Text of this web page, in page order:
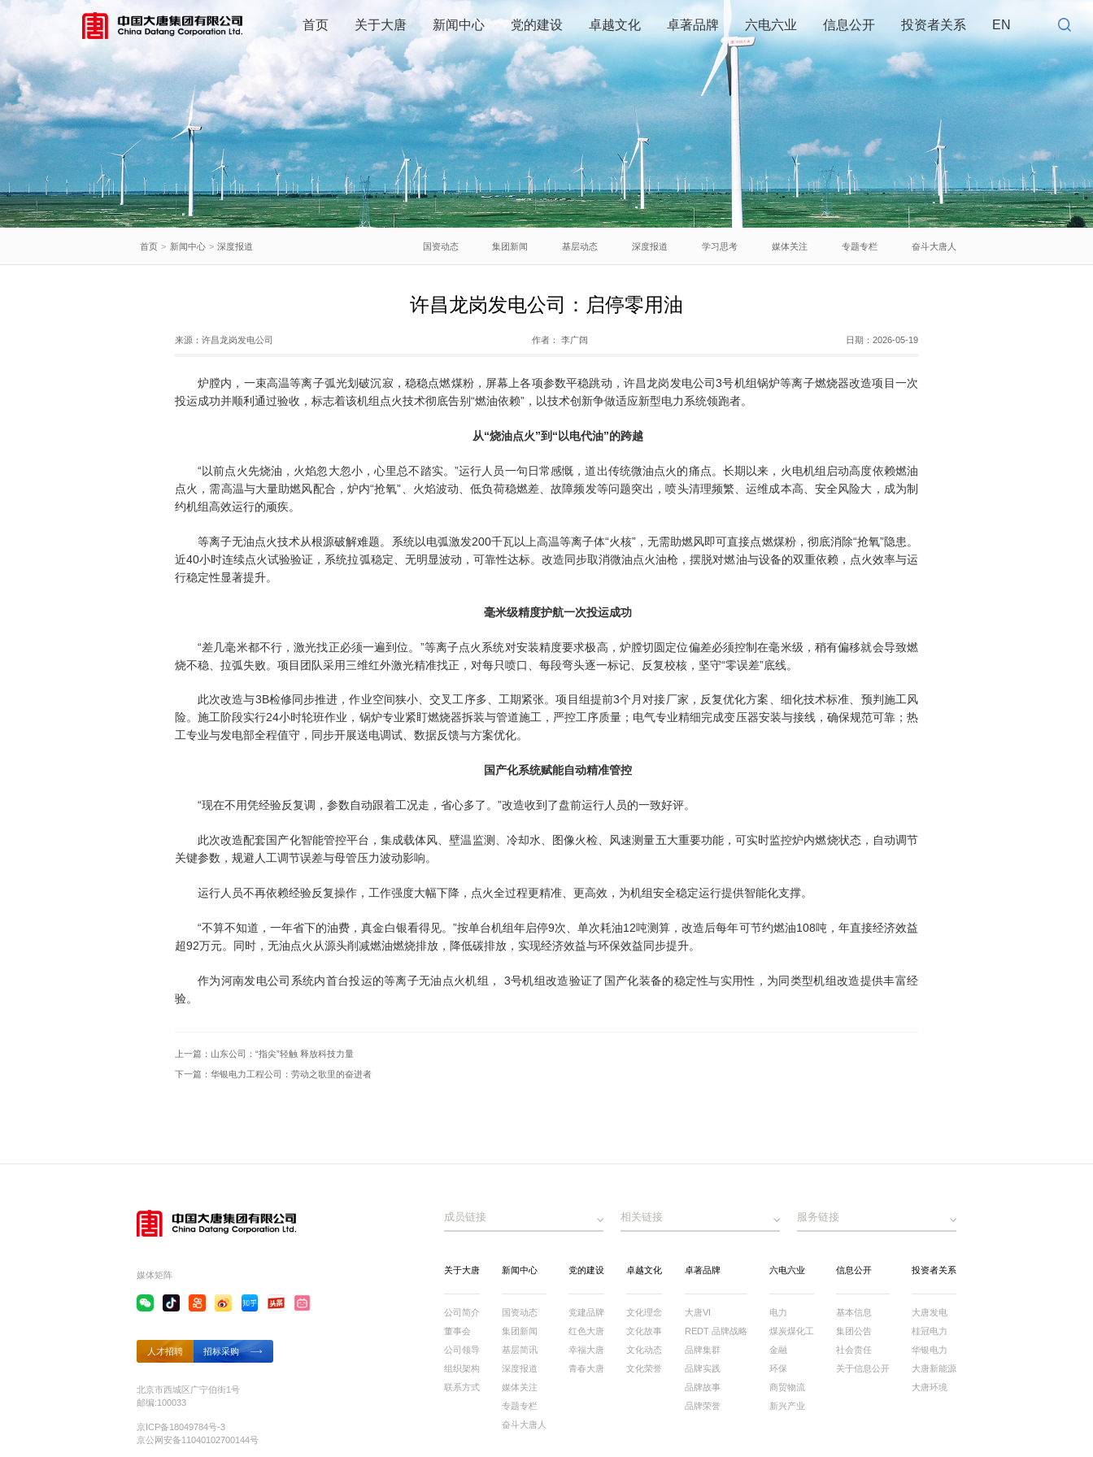
首页 关于大唐 新闻中心 党的建设 卓越文化 卓著品牌 六电六业 信息公开 投资者关系 EN
首页 > 新闻中心 > 深度报道 国资动态 集团新闻 基层动态 深度报道 学习思考 媒体关注 专题专栏 奋斗大唐人
许昌龙岗发电公司：启停零用油
来源：许昌龙岗发电公司 作者： 李广阔 日期： 2026-05-19
炉膛内，一束高温等离子弧光划破沉寂，稳稳点燃煤粉，屏幕上各项参数平稳跳动，许昌龙岗发电公司3号机组锅炉等离子燃烧器改造项目一次
投运成功并顺利通过验收，标志着该机组点火技术彻底告别“燃油依赖”，以技术创新争做适应新型电力系统领跑者。
从“烧油点火”到“以电代油”的跨越
“以前点火先烧油，火焰忽大忽小，心里总不踏实。”运行人员一句日常感慨，道出传统微油点火的痛点。长期以来，火电机组启动高度依赖燃油
点火，需高温与大量助燃风配合，炉内“抢氧”、火焰波动、低负荷稳燃差、故障频发等问题突出，喷头清理频繁、运维成本高、安全风险大，成为制
约机组高效运行的顽疾。
等离子无油点火技术从根源破解难题。系统以电弧激发200千瓦以上高温等离子体“火核”，无需助燃风即可直接点燃煤粉，彻底消除“抢氧”隐患。
近40小时连续点火试验验证，系统拉弧稳定、无明显波动，可靠性达标。改造同步取消微油点火油枪，摆脱对燃油与设备的双重依赖，点火效率与运
行稳定性显著提升。
毫米级精度护航一次投运成功
“差几毫米都不行，激光找正必须一遍到位。”等离子点火系统对安装精度要求极高，炉膛切圆定位偏差必须控制在毫米级，稍有偏移就会导致燃
烧不稳、拉弧失败。项目团队采用三维红外激光精准找正，对每只喷口、每段弯头逐一标记、反复校核，坚守“零误差”底线。
此次改造与3B检修同步推进，作业空间狭小、交叉工序多、工期紧张。项目组提前3个月对接厂家，反复优化方案、细化技术标准、预判施工风
险。施工阶段实行24小时轮班作业，锅炉专业紧盯燃烧器拆装与管道施工，严控工序质量；电气专业精细完成变压器安装与接线，确保规范可靠；热
工专业与发电部全程值守，同步开展送电调试、数据反馈与方案优化。
国产化系统赋能自动精准管控
“现在不用凭经验反复调，参数自动跟着工况走，省心多了。”改造收到了盘前运行人员的一致好评。
此次改造配套国产化智能管控平台，集成载体风、壁温监测、冷却水、图像火检、风速测量五大重要功能，可实时监控炉内燃烧状态，自动调节
关键参数，规避人工调节误差与母管压力波动影响。
运行人员不再依赖经验反复操作，工作强度大幅下降，点火全过程更精准、更高效，为机组安全稳定运行提供智能化支撑。
“不算不知道，一年省下的油费，真金白银看得见。”按单台机组年启停9次、单次耗油12吨测算，改造后每年可节约燃油108吨，年直接经济效益
超92万元。同时，无油点火从源头削减燃油燃烧排放，降低碳排放，实现经济效益与环保效益同步提升。
作为河南发电公司系统内首台投运的等离子无油点火机组， 3号机组改造验证了国产化装备的稳定性与实用性，为同类型机组改造提供丰富经
验。
上一篇： 山东公司：“指尖”轻触 释放科技力量
下一篇：华银电力工程公司：劳动之歌里的奋进者
媒体矩阵
人才招聘 招标采购
北京市西城区广宁伯街1号
邮编:100033
京ICP备18049784号-3
京公网安备11040102700144号
成员链接 相关链接 服务链接
关于大唐
公司简介
董事会
公司领导
组织架构
联系方式
新闻中心
国资动态
集团新闻
基层简讯
深度报道
媒体关注
专题专栏
奋斗大唐人
党的建设
党建品牌
红色大唐
幸福大唐
青春大唐
卓越文化
文化理念
文化故事
文化动态
文化荣誉
卓著品牌
大唐VI
REDT 品牌战略
品牌集群
品牌实践
品牌故事
品牌荣誉
六电六业
电力
煤炭煤化工
金融
环保
商贸物流
新兴产业
信息公开
基本信息
集团公告
社会责任
关于信息公开
投资者关系
大唐发电
桂冠电力
华银电力
大唐新能源
大唐环境